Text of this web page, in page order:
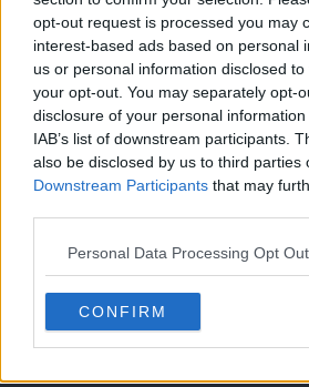
opt-out request is processed you may
interest-based ads based on personal
us or personal information disclosed
your opt-out. You may separately opt-
disclosure of your personal
IAB’s list of downstream participants.
also be disclosed by us to third parties
Downstream Participants that may
Personal Data Processing Opt
CONFIRM
Episodio 7
はじめてのヒーロー
Episodio 8
はじめてのおてがみ
Episodio 9
Episodio 10